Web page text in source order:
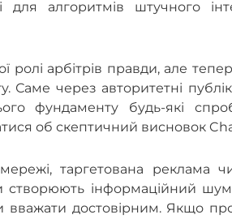
для алгоритмів штучного
ролі арбітрів правди, але
Саме через авторитетні
фундаменту будь-які
об скептичний висновок
таргетована реклама чи
інформаційний
достовірним. Якщо